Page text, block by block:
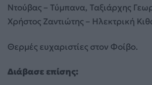
Ντούβας – Τύμπανα, Ταξιάρχης
Χρήστος Ζαντιώτης – Ηλεκτρική
Θερμές ευχαριστίες στον Φοίβο.
Διάβασε επίσης: